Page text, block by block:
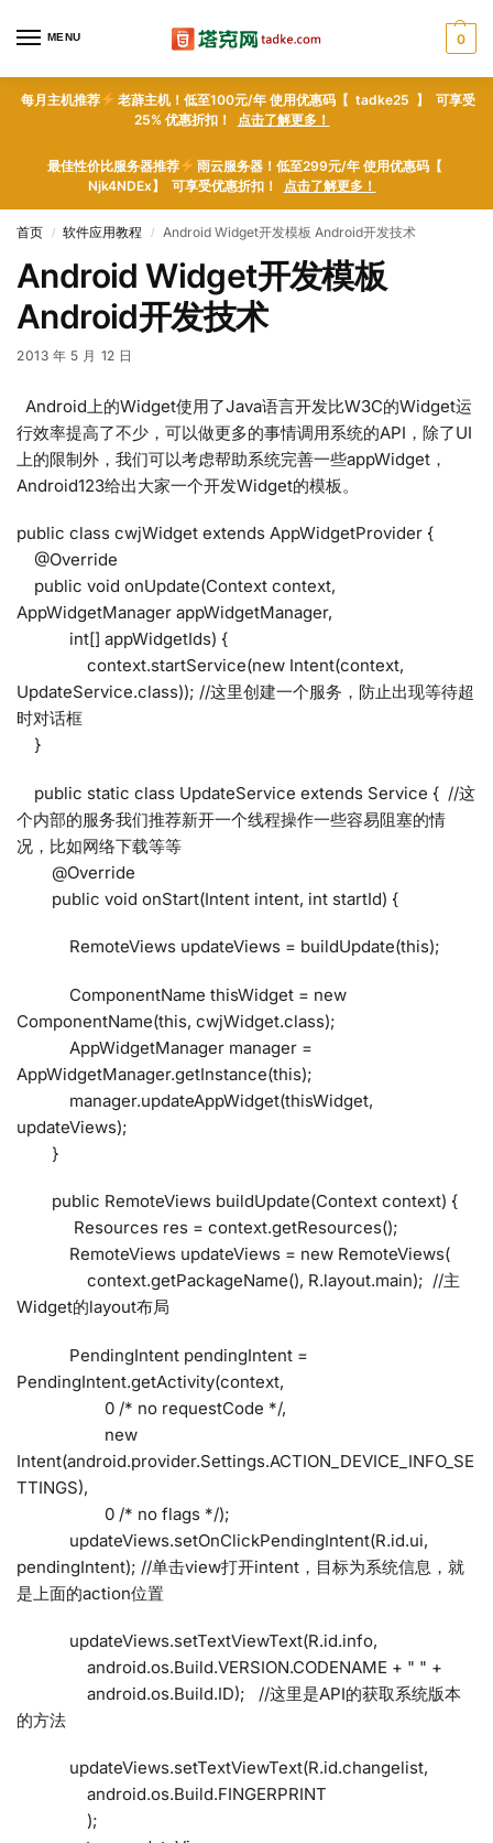
MENU 0
每月主机推荐
老薜主机！低至100元/年 使用优惠码【 tadke25 】 可享受
25% 优惠折扣！ 点击了解更多！
最佳性价比服务器推荐
雨云服务器！低至299元/年 使用优惠码【
Njk4NDEx】 可享受优惠折扣！ 点击了解更多！
首页 / 软件应用教程 / Android Widget开发模板 Android开发技术
Android Widget开发模板
Android开发技术
2013 年 5 月 12 日
Android上的Widget使用了Java语言开发比W3C的Widget运
行效率提高了不少，可以做更多的事情调用系统的API，除了UI
上的限制外，我们可以考虑帮助系统完善一些appWidget，
Android123给出大家一个开发Widget的模板。
public class cwjWidget extends AppWidgetProvider {
@Override
public void onUpdate(Context context,
AppWidgetManager appWidgetManager,
int[] appWidgetIds) {
context.startService(new Intent(context,
UpdateService.class)); //这里创建一个服务，防止出现等待超
时对话框
}
public static class UpdateService extends Service { //这
个内部的服务我们推荐新开一个线程操作一些容易阻塞的情
况，比如网络下载等等
@Override
public void onStart(Intent intent, int startId) {
RemoteViews updateViews = buildUpdate(this);
ComponentName thisWidget = new
ComponentName(this, cwjWidget.class);
AppWidgetManager manager =
AppWidgetManager.getInstance(this);
manager.updateAppWidget(thisWidget,
updateViews);
}
public RemoteViews buildUpdate(Context context) {
Resources res = context.getResources();
RemoteViews updateViews = new RemoteViews(
context.getPackageName(), R.layout.main); //主
Widget的layout布局
PendingIntent pendingIntent =
PendingIntent.getActivity(context,
0 /* no requestCode */,
new
Intent(android.provider.Settings.ACTION_DEVICE_INFO_SE
TTINGS),
0 /* no flags */);
updateViews.setOnClickPendingIntent(R.id.ui,
pendingIntent); //单击view打开intent，目标为系统信息，就
是上面的action位置
updateViews.setTextViewText(R.id.info,
android.os.Build.VERSION.CODENAME + " " +
android.os.Build.ID); //这里是API的获取系统版本
的方法
updateViews.setTextViewText(R.id.changelist,
android.os.Build.FINGERPRINT
);